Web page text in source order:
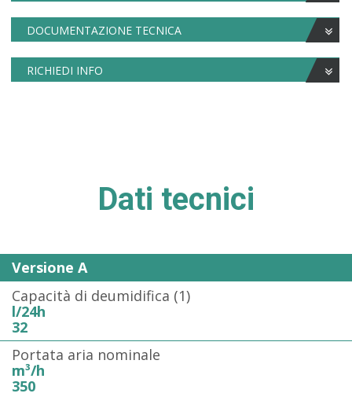
DOCUMENTAZIONE TECNICA
RICHIEDI INFO
Dati tecnici
Versione A
Capacità di deumidifica (1)
l/24h
32
Portata aria nominale
m³/h
350